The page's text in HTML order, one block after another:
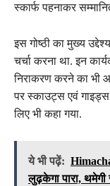
स्कार्फ पहनाकर
इस गोष्ठी का मुख्य
चर्चा करना था. इन
निराकरण करने का भी
पर स्काउट्स एवं
लिए भी कहा गया.
ये भी पढ़ें:
लुढ़केगा पारा, थमेगी